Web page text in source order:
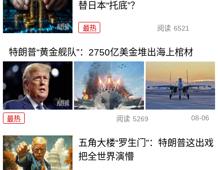
替日本“托底”？
最热 阅读 6521
特朗普“黄金舰队”：2750亿美金堆出海上棺材
最热 阅读 5269 08-06
五角大楼“罗生门”：特朗普这出戏
把全世界演懵